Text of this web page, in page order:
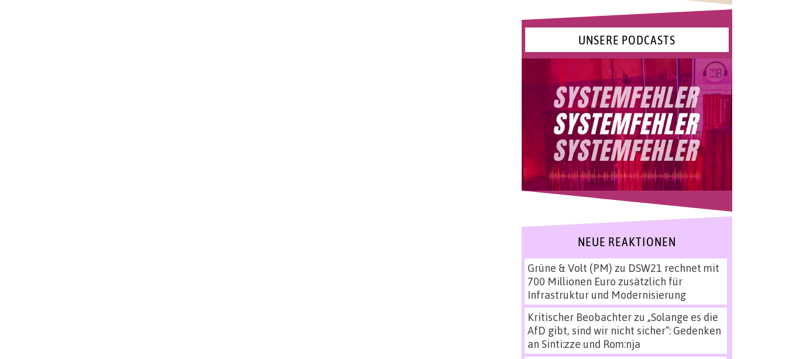
UNSERE PODCASTS
NEUE REAKTIONEN
Grüne & Volt (PM) zu DSW21 rechnet mit
700 Millionen Euro zusätzlich für
Infrastruktur und Modernisierung
Kritischer Beobachterzu „Solange es die
AfD gibt, sind wir nicht sicher“: Gedenken
an Sinti:zze und Rom:nja